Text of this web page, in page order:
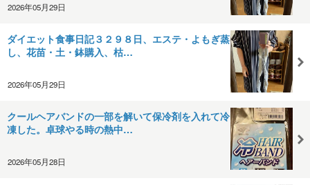
2026年05月29日
ダイエット食事日記３２９８日、エステ・よもぎ蒸
し、花苗・土・鉢購入、枯…
2026年05月29日
クールヘアバンドの一部を解いて保冷剤を入れて冷
凍した。卓球やる時の熱中…
2026年05月28日